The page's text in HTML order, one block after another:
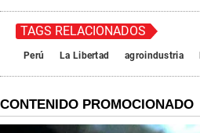
TAGS RELACIONADOS
Perú La Libertad agroindustria